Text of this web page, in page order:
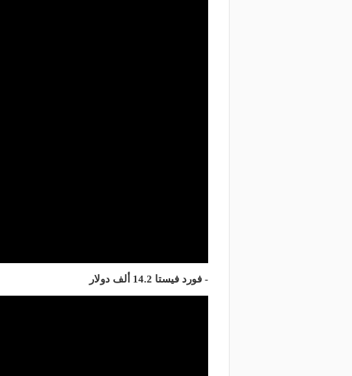
- فورد فيستا 14.2 ألف دولار